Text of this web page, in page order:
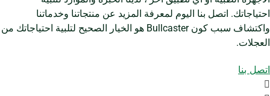
احتياجاتك. اتصل بنا اليوم لمعرفة المزيد عن منتجاتنا وخدماتنا
واكتشاف سبب كون Bullcaster هو الخيار الصحيح لتلبية احتياجاتك من
العجلات.
اتصل بنا